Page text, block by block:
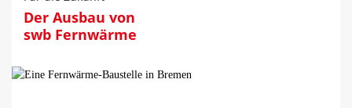
Der Ausbau von
swb Fernwärme